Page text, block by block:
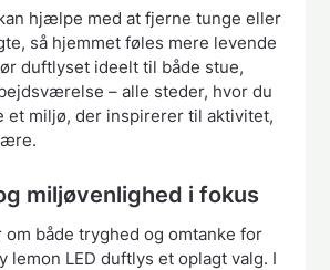
hjælpe med at fjerne tunge eller
så hjemmet føles mere levende
duftlyset ideelt til både stue,
– alle steder, hvor du
et miljø, der inspirerer til aktivitet,
miljøvenlighed i fokus
om både tryghed og omtanke for
lemon LED duftlys et oplagt valg. I